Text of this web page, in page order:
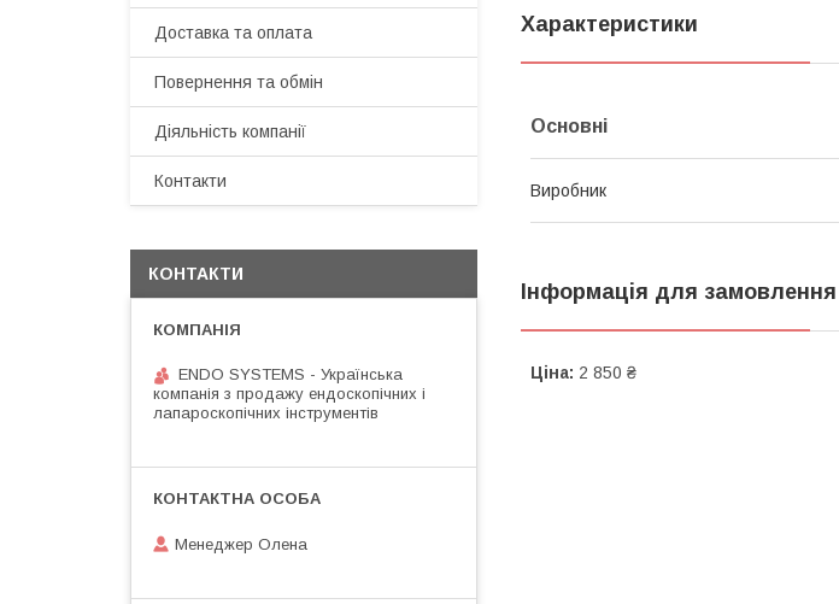
Характеристики
Основні
Виробник
Інформація для замовлення
Ціна: 2 850 ₴
Доставка та оплата
Повернення та обмін
Діяльність компанії
Контакти
КОНТАКТИ
ENDO SYSTEMS - Українська
компанія з продажу ендоскопічних і
лапароскопічних інструментів
Менеджер Олена